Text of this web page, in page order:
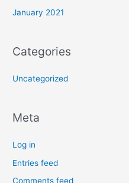
January 2021
Categories
Uncategorized
Meta
Log in
Entries feed
Comments feed